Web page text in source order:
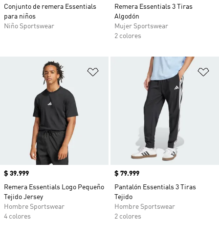
Conjunto de remera Essentials
para niños
Niño Sportswear
Remera Essentials 3 Tiras
Algodón
Mujer Sportswear
2 colores
Añadir a la lista de deseos
Precio
$ 39.999
Remera Essentials Logo Pequeño
Tejido Jersey
Hombre Sportswear
4 colores
Precio
$ 79.999
Pantalón Essentials 3 Tiras
Tejido
Hombre Sportswear
2 colores